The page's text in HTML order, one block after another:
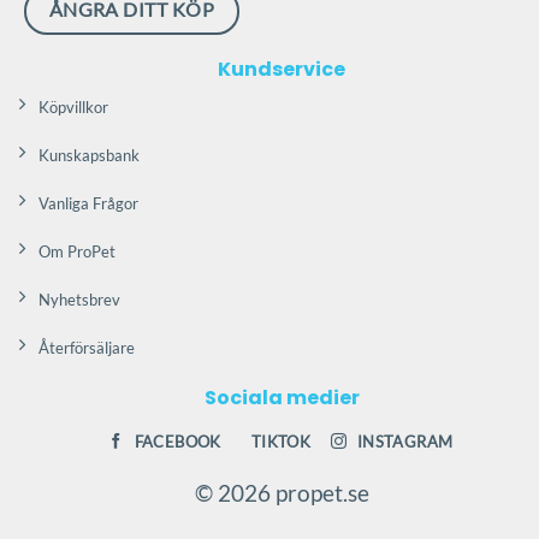
ÅNGRA DITT KÖP
Kundservice
Köpvillkor
Kunskapsbank
Vanliga Frågor
Om ProPet
Nyhetsbrev
Återförsäljare
Sociala medier
FACEBOOK TIKTOK INSTAGRAM
© 2026 propet.se